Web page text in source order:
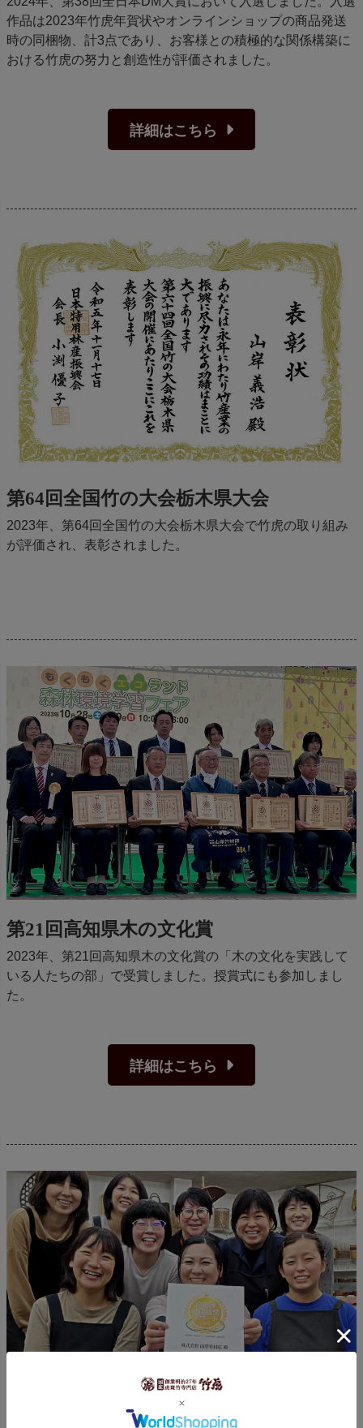
作品は2023年竹虎年賀状やオンラインショップの商品発送
時の同梱物、計3点であり、お客様との積極的な関係構築に
おける竹虎の努力と創造性が評価されました。
詳細はこちら
第64回全国竹の大会栃木県大会
2023年、第64回全国竹の大会栃木県大会で竹虎の取り組み
が評価され、表彰されました。
第21回高知県木の文化賞
2023年、第21回高知県木の文化賞の「木の文化を実践して
いる人たちの部」で受賞しました。授賞式にも参加しまし
た。
詳細はこちら